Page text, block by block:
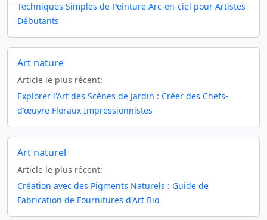
Techniques Simples de Peinture Arc-en-ciel pour Artistes
Débutants
Art nature
Article le plus récent:
Explorer l'Art des Scènes de Jardin : Créer des Chefs-
d'œuvre Floraux Impressionnistes
Art naturel
Article le plus récent:
Création avec des Pigments Naturels : Guide de
Fabrication de Fournitures d'Art Bio